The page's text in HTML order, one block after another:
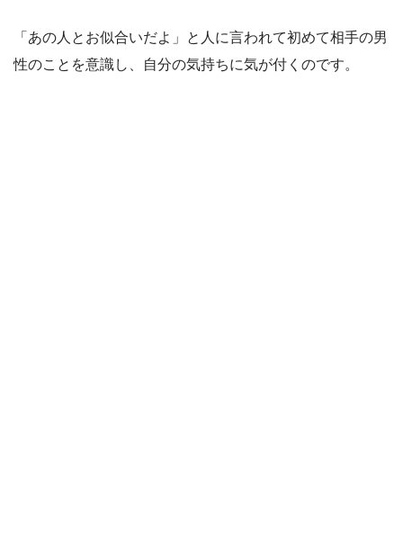
「あの人とお似合いだよ」と人に言われて初めて相手の男
性のことを意識し、自分の気持ちに気が付くのです。